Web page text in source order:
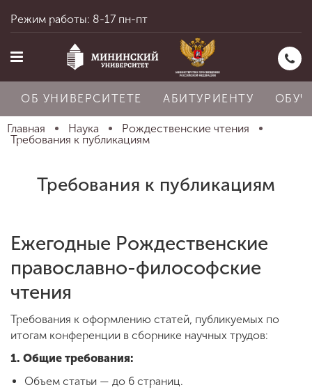
Абитуриенту
Обучение
Наука
Режим работы: 8-17 пн-пт
ОБ УНИВЕРСИТЕТЕ АБИТУРИЕНТУ
Главная Наука
Рождественские чтения
Требования к публикациям
Требования к публикациям
Ежегодные Рождественские
православно-философские
чтения
Требования к оформлению статей, публикуемых по
итогам конференции в сборнике научных трудов:
1. Общие требования:
Объем статьи — до 6 страниц.